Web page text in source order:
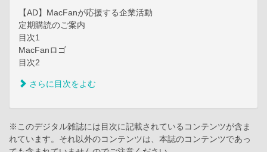
【AD】MacFanが応援する企業活動
定期購読のご案内
目次1
MacFanロゴ
目次2
さらに目次をよむ
※このデジタル雑誌には目次に記載されているコンテンツが含ま
れています。それ以外のコンテンツは、本誌のコンテンツであっ